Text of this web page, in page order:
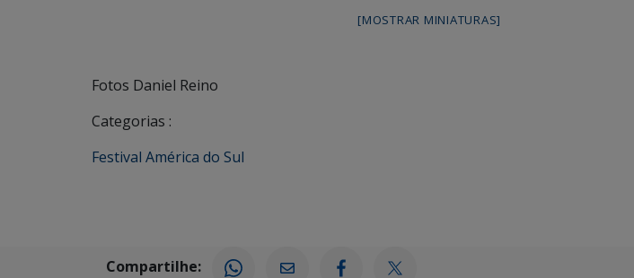
[MOSTRAR MINIATURAS]
Fotos Daniel Reino
Categorias :
Festival América do Sul
Compartilhe: